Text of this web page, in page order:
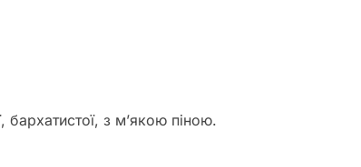
бархатистої, з м’якою піною.